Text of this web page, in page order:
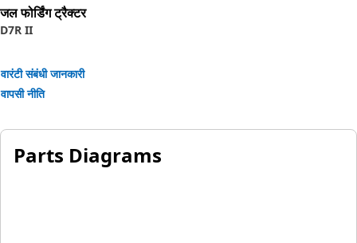
जल फोर्डिंग ट्रैक्टर
D7R II
वारंटी संबंधी जानकारी
वापसी नीति
Parts Diagrams